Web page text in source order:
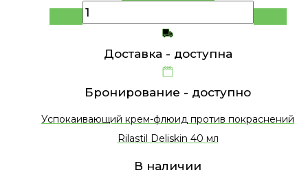
Доставка - доступна
Бронирование - доступно
Успокаивающий крем-флюид против покраснений
Rilastil Deliskin 40 мл
В наличии